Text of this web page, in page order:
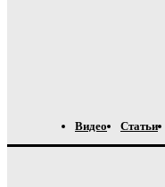
Видео Статьи